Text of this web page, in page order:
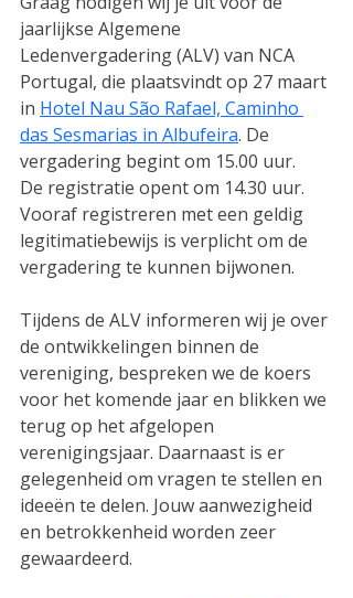
jaarlijkse Algemene
Ledenvergadering (ALV) van NCA
Portugal, die plaatsvindt op 27 maart
in Hotel Nau São Rafael, Caminho
das Sesmarias in Albufeira. De
vergadering begint om 15.00 uur.
De registratie opent om 14.30 uur.
Vooraf registreren met een geldig
legitimatiebewijs is verplicht om de
vergadering te kunnen bijwonen.
Tijdens de ALV informeren wij je over
de ontwikkelingen binnen de
vereniging, bespreken we de koers
voor het komende jaar en blikken we
terug op het afgelopen
verenigingsjaar. Daarnaast is er
gelegenheid om vragen te stellen en
ideeën te delen. Jouw aanwezigheid
en betrokkenheid worden zeer
gewaardeerd.